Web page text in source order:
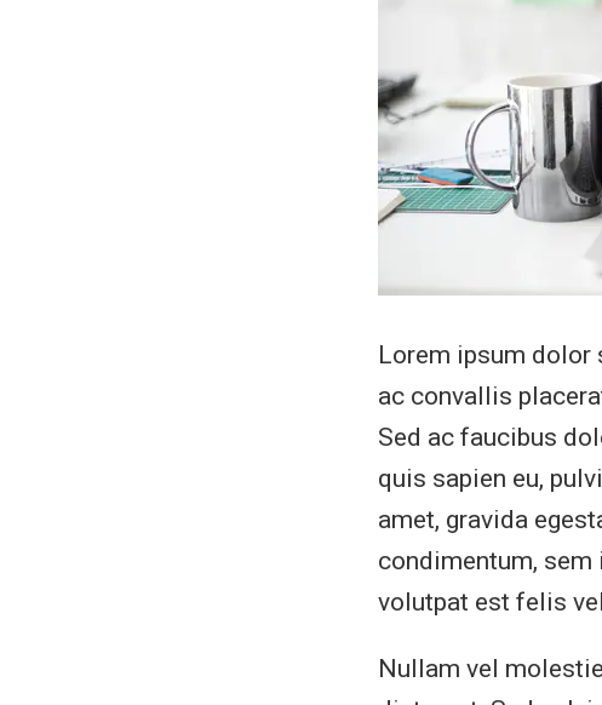
Lorem ipsum dolor
ac convallis
Sed ac faucibus
quis sapien eu,
amet, gravida
condimentum,
volutpat est felis
Nullam vel